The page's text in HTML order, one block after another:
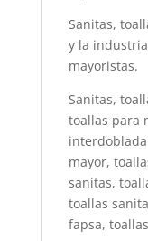
Sanitas,
y la
mayoristas.
Sanitas,
toallas para
mayor,
sanitas,
toallas
fapsa,